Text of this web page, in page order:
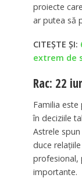
proiecte
ar putea să
CITEȘTE ȘI:
extrem de
Rac: 22
Familia
în deciziile
Astrele
duce
profesional,
importante.